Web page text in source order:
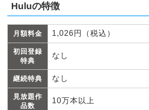
Huluの特徴
月額料金 1,026円（税込）
初回登録
特典
なし
継続特典 なし
見放題作
品数
10万本以上